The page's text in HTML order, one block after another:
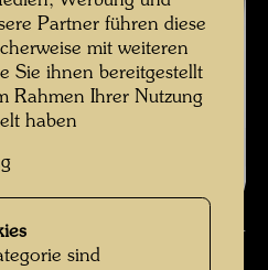
Atelier in der Spiegelgasse 2, Wien ,
Klinger © Nachlass Johann Klinger
Partner führen diese
mit weiteren
Sie ihnen bereitgestellt
Rahmen Ihrer Nutzung
haben
sind